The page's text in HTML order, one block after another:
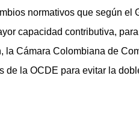
normativos que según el
capacidad contributiva,
la Cámara Colombiana de
de la OCDE para evitar la